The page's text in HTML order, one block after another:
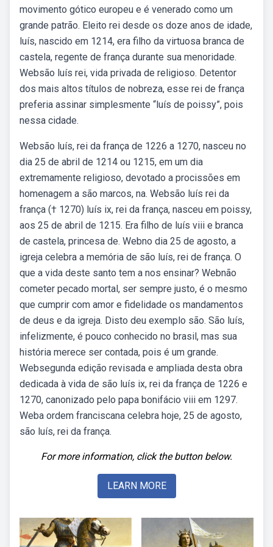
movimento gótico europeu e é venerado como um
grande patrão. Eleito rei desde os doze anos de idade,
luís, nascido em 1214, era filho da virtuosa branca de
castela, regente de frança durante sua menoridade.
Websão luís rei, vida privada de religioso. Detentor
dos mais altos títulos de nobreza, esse rei de frança
preferia assinar simplesmente “luís de poissy”, pois
nessa cidade.
Websão luís, rei da frança de 1226 a 1270, nasceu no
dia 25 de abril de 1214 ou 1215, em um dia
extremamente religioso, devotado a procissões em
homenagem a são marcos, na. Websão luís rei da
frança († 1270) luís ix, rei da frança, nasceu em poissy,
aos 25 de abril de 1215. Era filho de luís viii e branca
de castela, princesa de. Webno dia 25 de agosto, a
igreja celebra a memória de são luís, rei de frança. O
que a vida deste santo tem a nos ensinar? Webnão
cometer pecado mortal, ser sempre justo, é o mesmo
que cumprir com amor e fidelidade os mandamentos
de deus e da igreja. Disto deu exemplo são. São luís,
infelizmente, é pouco conhecido no brasil, mas sua
história merece ser contada, pois é um grande.
Websegunda edição revisada e ampliada desta obra
dedicada à vida de são luís ix, rei da frança de 1226 e
1270, canonizado pelo papa bonifácio viii em 1297.
Weba ordem franciscana celebra hoje, 25 de agosto,
são luís, rei da frança.
For more information, click the button below.
LEARN MORE